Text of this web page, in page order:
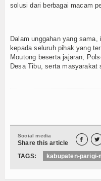
solusi dari berbagai macam
Dalam unggahan yang
kepada seluruh pihak yang
Moutong beserta jajaran,
Desa Tibu, serta masyarakat
Social media
Share this article  
TAGS: kabupaten-parigi-